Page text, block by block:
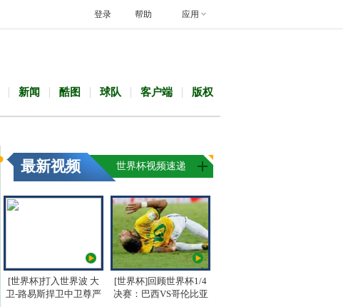
帮助 应用
登录
新闻 酷图 球队 客户端 版权
最新视频 世界杯视频速递
[世界杯]打入世界波 大
卫-路易斯捍卫中卫尊严
[世界杯]回顾世界杯1/4
决赛：巴西VS哥伦比亚